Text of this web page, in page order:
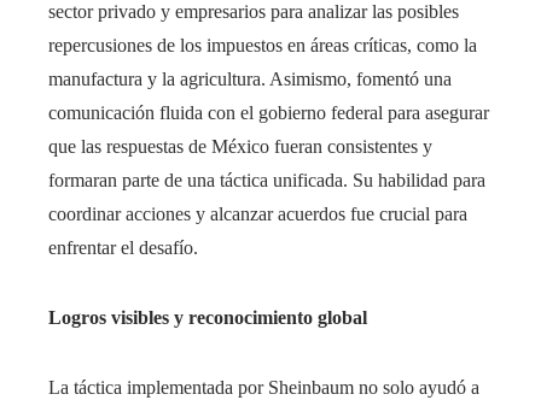
sector privado y empresarios para analizar las posibles
repercusiones de los impuestos en áreas críticas, como la
manufactura y la agricultura. Asimismo, fomentó una
comunicación fluida con el gobierno federal para asegurar
que las respuestas de México fueran consistentes y
formaran parte de una táctica unificada. Su habilidad para
coordinar acciones y alcanzar acuerdos fue crucial para
enfrentar el desafío.
Logros visibles y reconocimiento global
La táctica implementada por Sheinbaum no solo ayudó a